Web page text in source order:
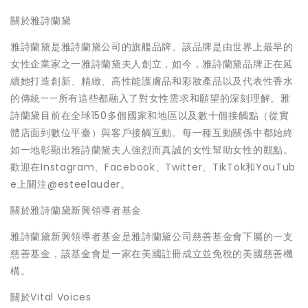
關於雅詩蘭黛
雅詩蘭黛是雅詩蘭黛公司的旗艦品牌。該品牌是由世界上最早的
女性企業家之一雅詩蘭黛夫人創立，如今，雅詩蘭黛品牌正在延
續她打造創新、精緻、高性能護膚品和彩妝產品以及代表性香水
的傳統——所有這些都融入了對女性需求和願望的深刻理解。雅
詩蘭黛目前在全球150多個國家和地區以及數十個接觸點（從實
體店面到數位平臺）與客戶接觸互動。每一種互動關係中都始終
如一地彰顯出雅詩蘭黛夫人強烈而真誠的女性幫助女性的觀點。
歡迎在Instagram、Facebook、Twitter、TikTok和YouTub
e上關注@esteelauder。
關於雅詩蘭黛新興領導者基金
雅詩蘭黛新興領導者基金是雅詩蘭黛公司慈善基金會下屬的一支
慈善基金，該基金會是一家在美國註冊成立並免稅的美國慈善機
構。
關於Vital Voices